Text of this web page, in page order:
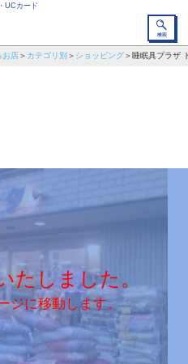
UCカード
お店 カテゴリ別 ショッピング 睡眠具プラザ
たしました。
ジに移動します。